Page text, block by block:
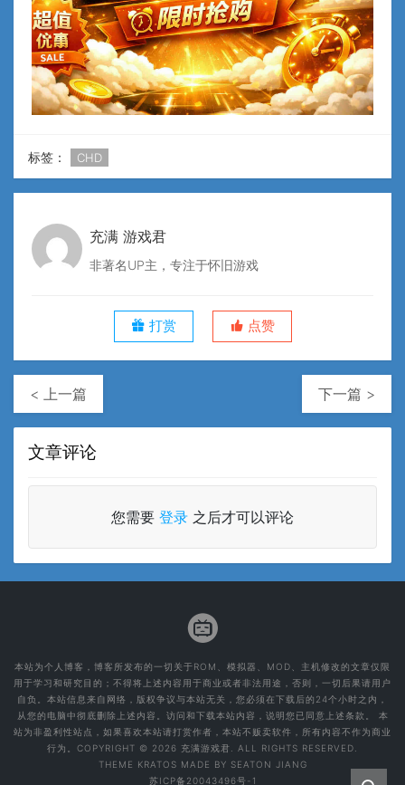
标签： CHD
充满 游戏君
非著名UP主，专注于怀旧游戏
打赏 点赞
< 上一篇 下一篇 >
文章评论
您需要 登录 之后才可以评论
本站为个人博客，博客所发布的一切关于ROM、模拟器、MOD、主机修改的文章仅限
用于学习和研究目的；不得将上述内容用于商业或者非法用途，否则，一切后果请用户
自负。本站信息来自网络，版权争议与本站无关，您必须在下载后的24个小时之内，
从您的电脑中彻底删除上述内容。访问和下载本站内容，说明您已同意上述条款。 本
站为非盈利性站点，如果喜欢本站请打赏作者，本站不贩卖软件，所有内容不作为商业
行为。COPYRIGHT © 2026 充满游戏君. ALL RIGHTS RESERVED.
THEME KRATOS MADE BY SEATON JIANG
苏ICP备20043496号-1